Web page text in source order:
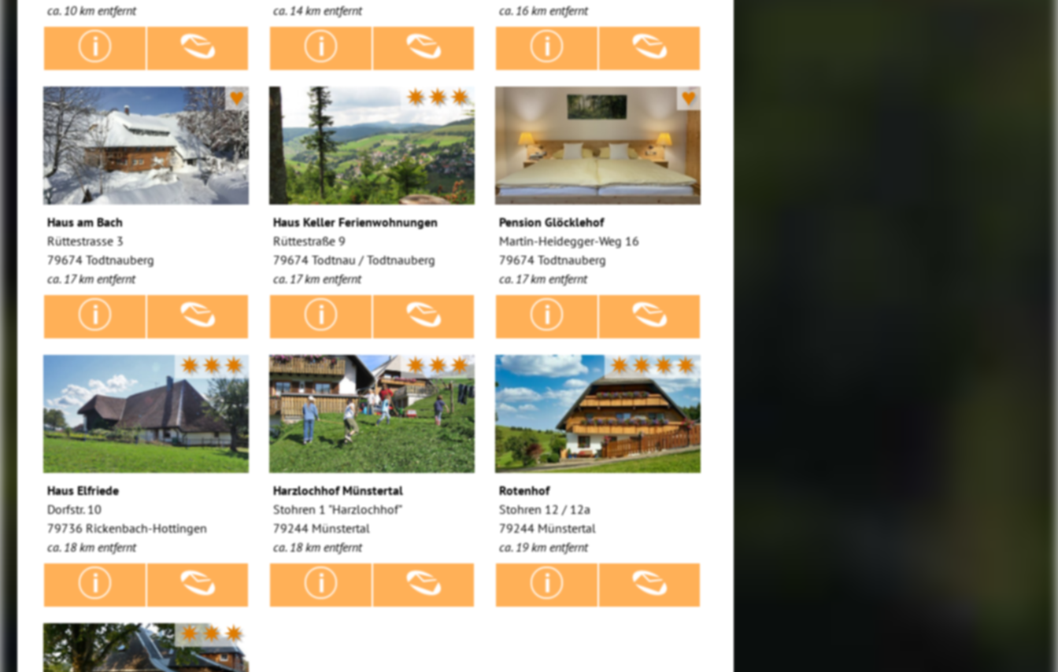
ca. 10 km entfernt
ca. 14 km entfernt
ca. 16 km entfernt
♥
Haus am Bach
Rüttestrasse 3
79674 Todtnauberg
ca. 17 km entfernt
✷✷✷
Haus Keller Ferienwohnungen
Rüttestraße 9
79674 Todtnau / Todtnauberg
ca. 17 km entfernt
♥
Pension Glöcklehof
Martin-Heidegger-Weg 16
79674 Todtnauberg
ca. 17 km entfernt
✷✷✷
Haus Elfriede
Dorfstr. 10
79736 Rickenbach-Hottingen
ca. 18 km entfernt
✷✷✷
Harzlochhof Münstertal
Stohren 1 "Harzlochhof"
79244 Münstertal
ca. 18 km entfernt
✷✷✷✷
Rotenhof
Stohren 12 / 12a
79244 Münstertal
ca. 19 km entfernt
✷✷✷